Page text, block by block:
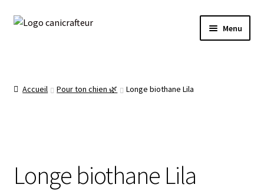
Aller
Aller
Menu
La boutique 🌿
Panier
Accueil Pour ton chien 🌿 Longe biothane Lila
Longe biothane Lila
Livraison offerte dès 89€ en France métropolitaine